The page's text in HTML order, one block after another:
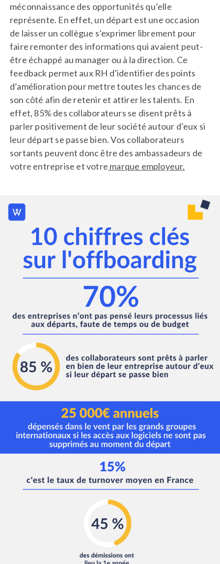
méconnaissance des opportunités qu’elle
représente. En effet, un départ est une occasion
de laisser un collègue s’exprimer librement pour
faire remonter des informations qui avaient peut-
être échappé au manager ou à la direction. Ce
feedback permet aux RH d’identifier des points
d’amélioration pour mettre toutes les chances de
son côté afin de retenir et attirer les talents. En
effet, 85% des collaborateurs se disent prêts à
parler positivement de leur société autour d’eux si
leur départ se passe bien. Vos collaborateurs
sortants peuvent donc être des ambassadeurs de
votre entreprise et votre marque employeur.